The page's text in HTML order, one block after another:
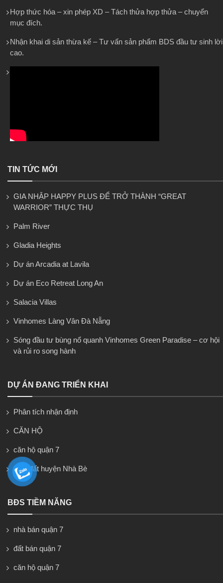
Hợp thức hóa – xin phép XD – Tách thửa hợp thửa – chuyển
mục đích.
Nhận khai di sản thừa kế – Tư vấn sản phẩm BDS đầu tư sinh lời
cao.
TIN TỨC MỚI
GIA NHẬP HAPPY PLUS ĐỂ TRỞ THÀNH “GREAT
WARRIOR” THỰC THỤ
Palm River
Gladia Heights
Dự án Arcadia at Lavila
Dự án Eco Retreat Long An
Salacia Villas
Vinhomes Làng Vân Đà Nẵng
Sóng đầu tư bùng nổ quanh Vinhomes Green Paradise – cơ hội
và rủi ro song hành
DỰ ÁN ĐANG TRIỂN KHAI
Phân tích nhận định
CĂN HỘ
căn hộ quận 7
Nhà đất huyện Nhà Bè
BĐS TIỀM NĂNG
nhà bán quận 7
đất bán quận 7
căn hộ quận 7